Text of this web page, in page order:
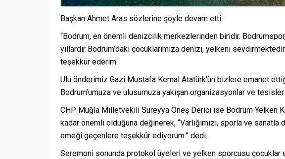
Başkan Ahmet Aras sözlerine şöyle devam etti:
“Bodrum, en önemli denizcilik merkezlerinden biridir.
yıllardır Bodrum’daki çocuklarımıza denizi, yelkeni
teşekkür ederim.
Ulu önderimiz Gazi Mustafa Kemal Atatürk’ün bizlere emanet
Bodrum’umuza ve ulusumuza yakışan organizasyonlar ve
CHP Muğla Milletvekili Süreyya Öneş Derici ise Bodrum Yelken
kadar önemli olduğuna değinerek, “Varlığımızı, sporla ve
emeği geçenlere teşekkür ediyorum.” dedi.
Seremoni sonunda protokol üyeleri ve yelken sporcusu çocuklar